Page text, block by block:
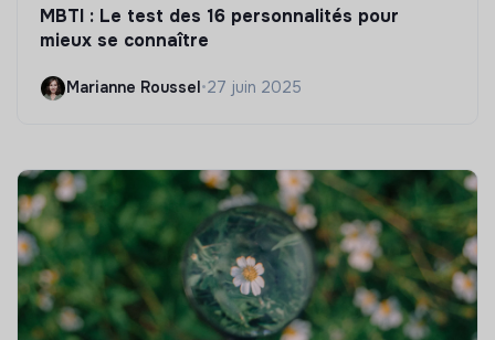
MBTI : Le test des 16 personnalités pour
mieux se connaître
Marianne Roussel •27 juin 2025